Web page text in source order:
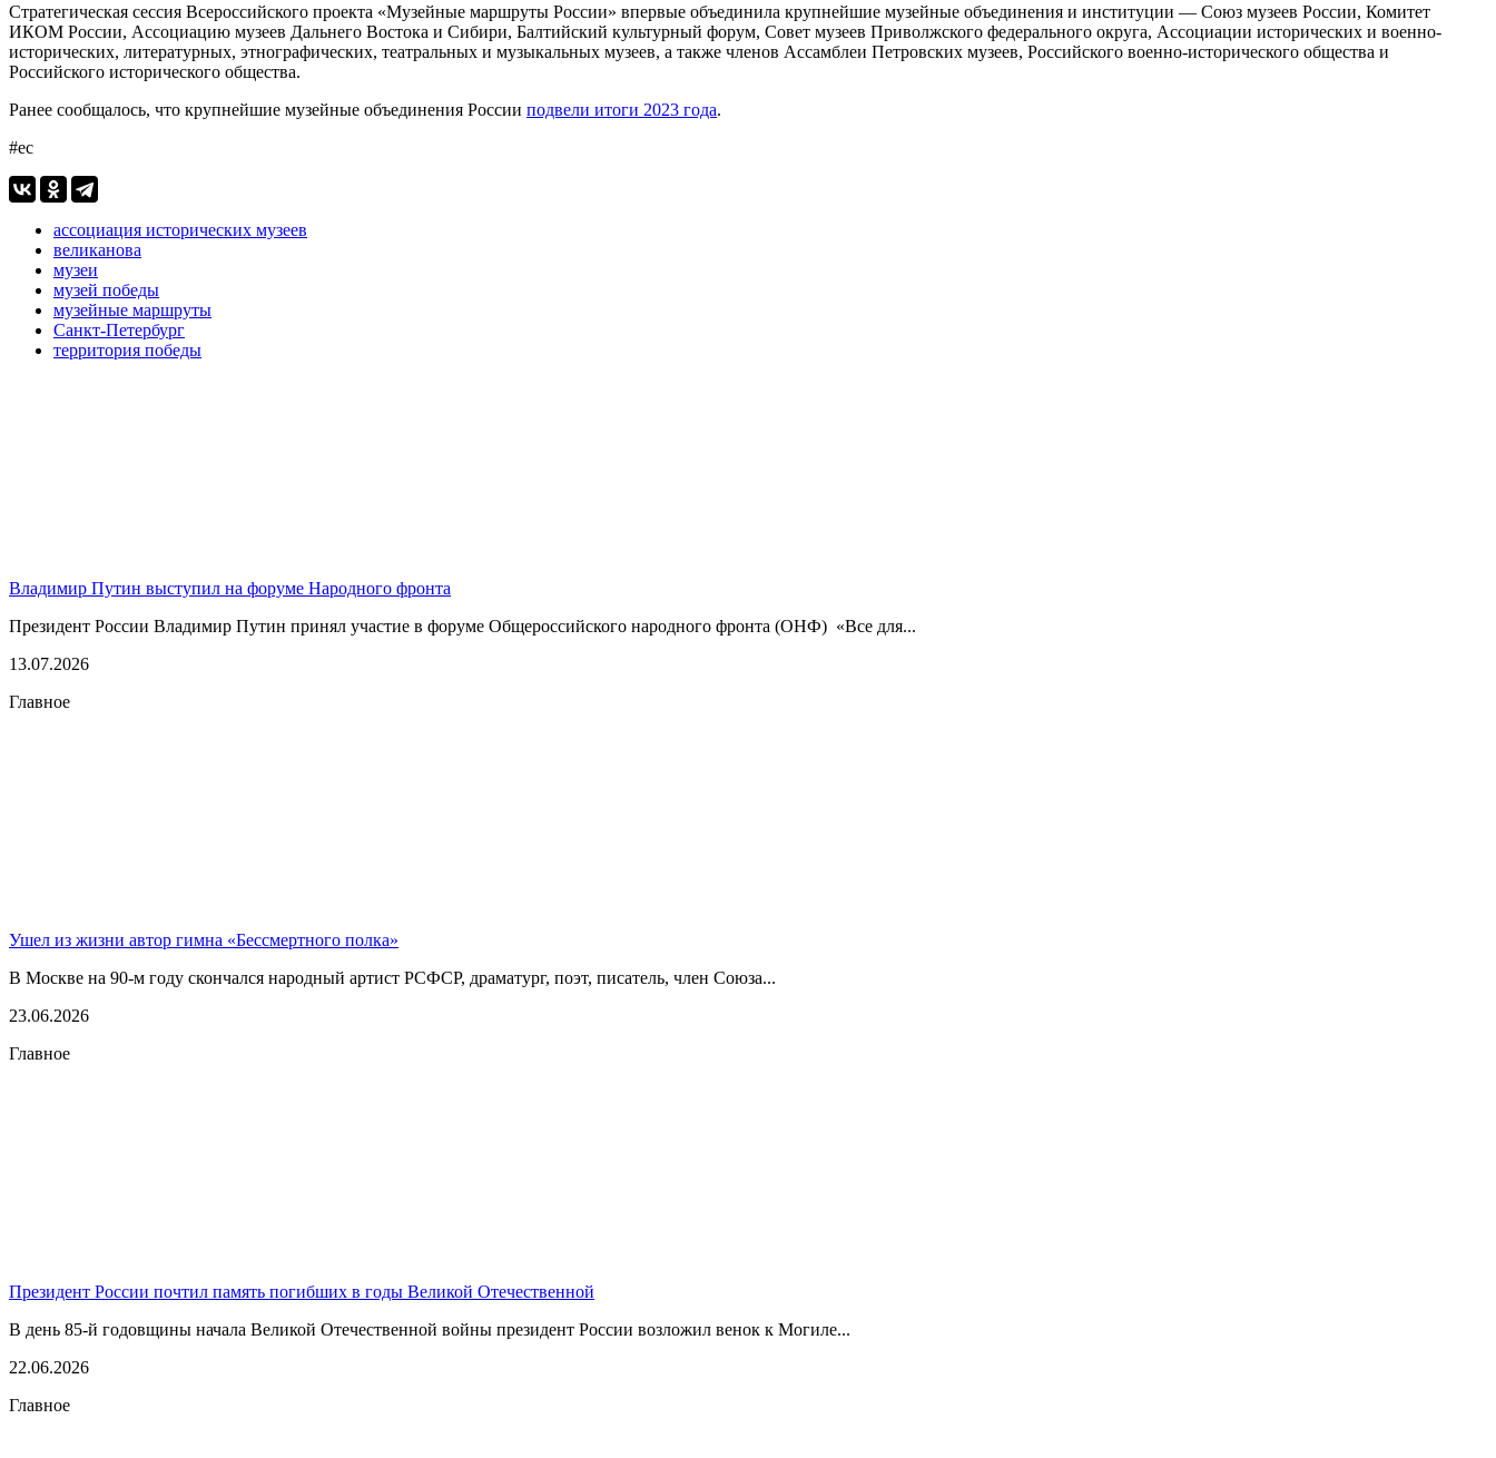
Стратегическая сессия Всероссийского проекта «Музейные маршруты России» впервые объединила крупнейшие музейные объединения и институции — Союз музеев России, Комитет
ИКОМ России, Ассоциацию музеев Дальнего Востока и Сибири, Балтийский культурный форум, Совет музеев Приволжского федерального округа, Ассоциации исторических и военно-
исторических, литературных, этнографических, театральных и музыкальных музеев, а также членов Ассамблеи Петровских музеев, Российского военно-исторического общества и
Российского исторического общества.
Ранее сообщалось, что крупнейшие музейные объединения России подвели итоги 2023 года.
#ес
ассоциация исторических музеев
великанова
музеи
музей победы
музейные маршруты
Санкт-Петербург
территория победы
Владимир Путин выступил на форуме Народного фронта
Президент России Владимир Путин принял участие в форуме Общероссийского народного фронта (ОНФ) «Все для...
13.07.2026
Главное
Ушел из жизни автор гимна «Бессмертного полка»
В Москве на 90-м году скончался народный артист РСФСР, драматург, поэт, писатель, член Союза...
23.06.2026
Главное
Президент России почтил память погибших в годы Великой Отечественной
В день 85-й годовщины начала Великой Отечественной войны президент России возложил венок к Могиле...
22.06.2026
Главное